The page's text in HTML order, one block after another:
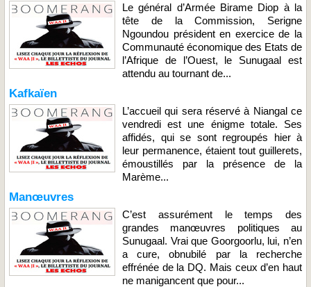
Le général d’Armée Birame Diop à la
tête de la Commission, Serigne
Ngoundou président en exercice de la
Communauté économique des Etats de
l’Afrique de l’Ouest, le Sunugaal est
attendu au tournant de...
Kafkaïen
L’accueil qui sera réservé à Niangal ce
vendredi est une énigme totale. Ses
affidés, qui se sont regroupés hier à
leur permanence, étaient tout guillerets,
émoustillés par la présence de la
Marème...
Manœuvres
C’est assurément le temps des
grandes manœuvres politiques au
Sunugaal. Vrai que Goorgoorlu, lui, n’en
a cure, obnubilé par la recherche
effrénée de la DQ. Mais ceux d’en haut
ne manigancent que pour...